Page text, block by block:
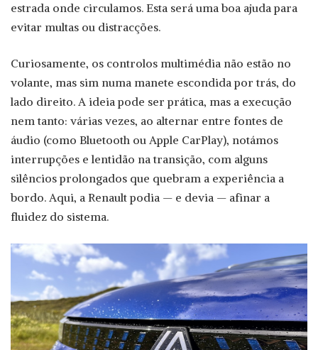
estrada onde circulamos. Esta será uma boa ajuda para
evitar multas ou distracções.
Curiosamente, os controlos multimédia não estão no
volante, mas sim numa manete escondida por trás, do
lado direito. A ideia pode ser prática, mas a execução
nem tanto: várias vezes, ao alternar entre fontes de
áudio (como Bluetooth ou Apple CarPlay), notámos
interrupções e lentidão na transição, com alguns
silêncios prolongados que quebram a experiência a
bordo. Aqui, a Renault podia — e devia — afinar a
fluidez do sistema.